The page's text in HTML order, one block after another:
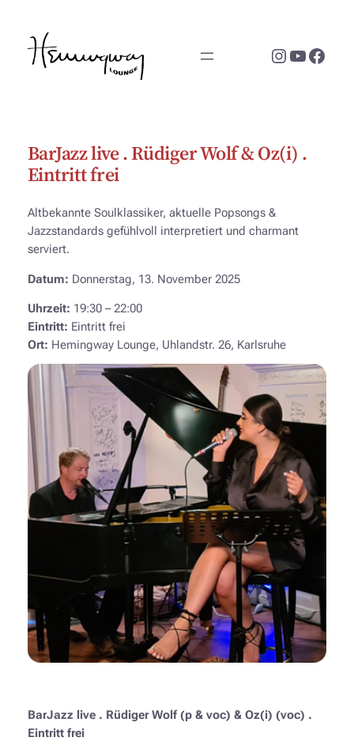
springen
Instagram
BarJazz live . Rüdiger Wolf & Oz(i) .
Eintritt frei
Altbekannte Soulklassiker, aktuelle Popsongs &
Jazzstandards gefühlvoll interpretiert und charmant
serviert.
Datum: Donnerstag, 13. November 2025
Uhrzeit: 19:30 – 22:00
Eintritt: Eintritt frei
Ort: Hemingway Lounge, Uhlandstr. 26, Karlsruhe
BarJazz live . Rüdiger Wolf (p & voc) & Oz(i) (voc) .
Eintritt frei